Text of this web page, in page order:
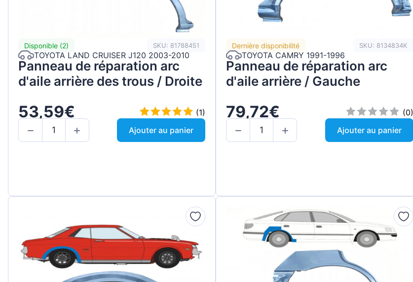
Disponible (2) SKU: 81788451
TOYOTA LAND CRUISER J120 2003-2010
Panneau de réparation arc
d'aile arrière des trous / Droite
53,59€
(1)
Ajouter au panier
Dernière disponibilité SKU: 8134834K
TOYOTA CAMRY 1991-1996
Panneau de réparation arc
d'aile arrière / Gauche
79,72€
(0)
Ajouter au panier